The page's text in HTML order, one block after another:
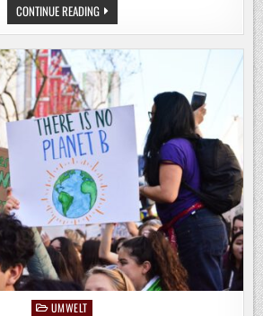
CONTINUE READINGDEN
CO2-
FUSSABDRUCK E
INES I
NDUSTRIEPRODUKTS E
INHEITLICH, V
ERGLEICHBAR U
ND V
ERSTÄNDLICH B
ERECHNEN: S
O G
EHT‘S
PostedUMWELT